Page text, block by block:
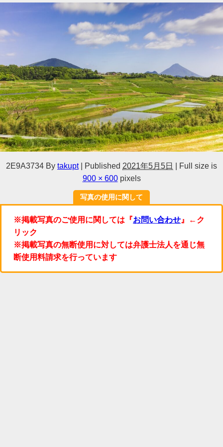
2E9A3734 By takupt Published 2021年5月5日
Full size is
900 × 600pixels
写真の使用に関して
※掲載写真のご使用に関しては『お問い合わせ 』←ク
リック
※掲載写真の無断使用に対しては弁護士法人を通じ無
断使用料請求を行っています